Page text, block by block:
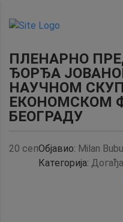
ПЛЕНАРНО
ЂОРЂА
НАУЧНОМ
ЕКОНОМСКОМ
БЕОГРАДУ
20 сепОбјавио: Milan
Категорија: